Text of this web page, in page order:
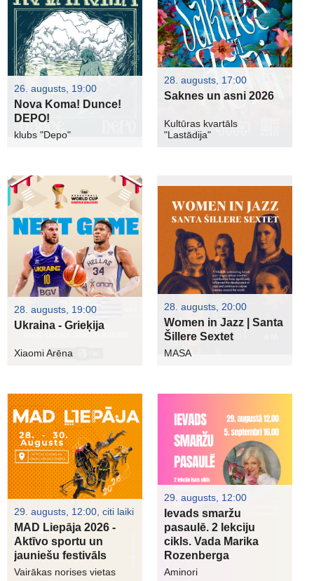
26. augusts, 19:00
Nova Koma! Dunce!
DEPO!
klubs "Depo"
28. augusts, 17:00
Saknes un asni 2026
Kultūras kvartāls
"Lastādija"
28. augusts, 19:00
Ukraina - Grieķija
Xiaomi Arēna
28. augusts, 20:00
Women in Jazz | Santa
Šillere Sextet
MASA
29. augusts, 12:00, citi laiki
MAD Liepāja 2026 -
Aktīvo sportu un
jauniešu festivāls
Vairākas norises vietas
29. augusts, 12:00
Ievads smaržu
pasaulē. 2 lekciju
cikls. Vada Marika
Rozenberga
Aminori